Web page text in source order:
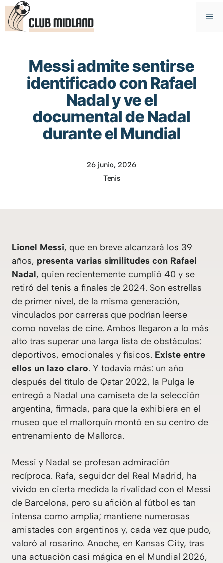
Saltar
contenido
Messi admite sentirse
identificado con Rafael
Nadal y ve el
documental de Nadal
durante el Mundial
26 junio, 2026
Tenis
Lionel Messi, que en breve alcanzará los 39
años, presenta varias similitudes con Rafael
Nadal, quien recientemente cumplió 40 y se
retiró del tenis a finales de 2024. Son estrellas
de primer nivel, de la misma generación,
vinculados por carreras que podrían leerse
como novelas de cine. Ambos llegaron a lo más
alto tras superar una larga lista de obstáculos:
deportivos, emocionales y físicos. Existe entre
ellos un lazo claro. Y todavía más: un año
después del título de Qatar 2022, la Pulga le
entregó a Nadal una camiseta de la selección
argentina, firmada, para que la exhibiera en el
museo que el mallorquín montó en su centro de
entrenamiento de Mallorca.
Messi y Nadal se profesan admiración
recíproca. Rafa, seguidor del Real Madrid, ha
vivido en cierta medida la rivalidad con el Messi
de Barcelona, pero su afición al fútbol es tan
intensa como amplia; mantiene numerosas
amistades con argentinos y, cada vez que pudo,
valoró al rosarino. Anoche, en Kansas City, tras
una actuación casi mágica en el Mundial 2026,